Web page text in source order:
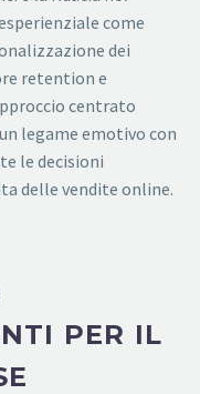
come
dei
retention e
centrato
legame emotivo con
le decisioni
delle vendite online.
PER IL